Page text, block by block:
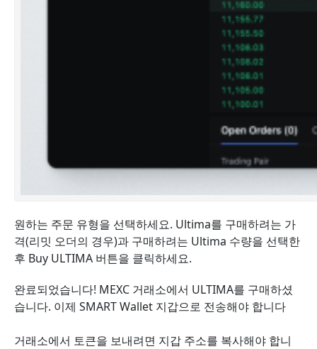
원하는 주문 유형을 선택하세요. Ultima를 구매하려는 가
격(리밋 오더의 경우)과 구매하려는 Ultima 수량을 선택한
후 Buy ULTIMA 버튼을 클릭하세요.
완료되었습니다! MEXC 거래소에서 ULTIMA를 구매하셨
습니다. 이제 SMART Wallet 지갑으로 전송해야 합니다
거래소에서 토큰을 보내려면 지갑 주소를 복사해야 합니